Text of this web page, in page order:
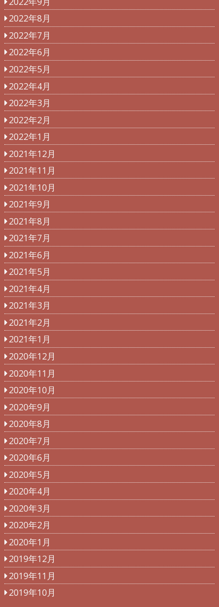
2022年8月
2022年7月
2022年6月
2022年5月
2022年4月
2022年3月
2022年2月
2022年1月
2021年12月
2021年11月
2021年10月
2021年9月
2021年8月
2021年7月
2021年6月
2021年5月
2021年4月
2021年3月
2021年2月
2021年1月
2020年12月
2020年11月
2020年10月
2020年9月
2020年8月
2020年7月
2020年6月
2020年5月
2020年4月
2020年3月
2020年2月
2020年1月
2019年12月
2019年11月
2019年10月